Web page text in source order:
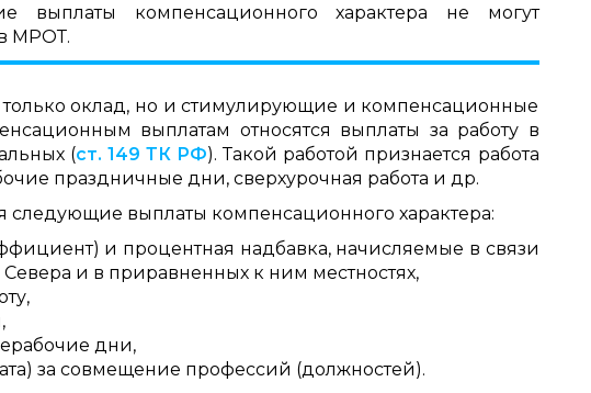
выплаты компенсационного характера не могут
МРОТ.
только оклад, но и стимулирующие и компенсационные
выплатам относятся выплаты за работу в
(ст. 149 ТК РФ). Такой работой признается работа
праздничные дни, сверхурочная работа и др.
следующие выплаты компенсационного характера:
и процентная надбавка, начисляемые в связи
и в приравненных к ним местностях,
дни,
за совмещение профессий (должностей).